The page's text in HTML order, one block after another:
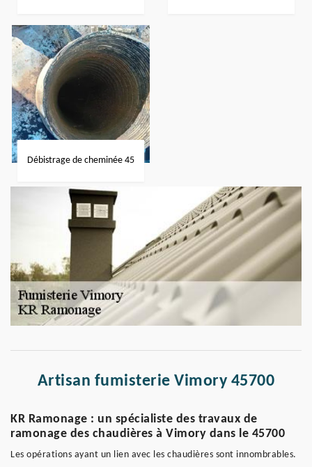
Débistrage de cheminée 45
Artisan fumisterie Vimory 45700
KR Ramonage : un spécialiste des travaux de
ramonage des chaudières à Vimory dans le 45700
Les opérations ayant un lien avec les chaudières sont innombrables.